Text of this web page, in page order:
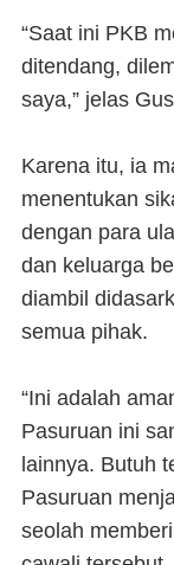
“Saat ini PKB
ditendang,
saya,” jelas
Karena itu, ia
menentukan
dengan para
dan keluarga
diambil
semua pihak.
“Ini adalah
Pasuruan ini
lainnya. Butuh
Pasuruan
seolah